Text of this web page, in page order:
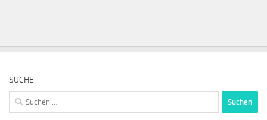
SUCHE
Suchen
nach: